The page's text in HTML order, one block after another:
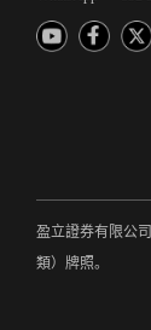
盈立證券有限公
類）牌照。